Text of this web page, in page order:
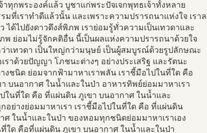
าทุกพระองค์แล้ว บูชาแก่พระปัจเจกพุทธเจ้าทั้งหลาย
มที่เราทำดีแล้วนั้น และเพราะความปรารถนาแห่งใจ เรา
ได้ไปยังดาวดึงส์พิภพ เราย่อมรู้ทั่วความเป็นเทวดาและ
พ ย่อมไม่รู้จักคติอื่น นี้เป็นผลแห่งความปรารถนาด้วยใจ
ว่าเทวดา เป็นใหญ่กว่ามนุษย์ เป็นผู้สมบูรณ์ด้วยรูปลักษณะ
ราด้วยปัญญา โภชนะต่างๆ อย่างประเสริฐ และรัตนะ
งชนิด ย่อมจากฟ้ามาหาเราพลัน เราชี้มือไปในที่ใด คือ
บนอากาศ ในน้ำและในป่า อาหารทิพย์ย่อมมาหาเรา
ปในที่ใด คือ ที่แผ่นดิน ภูเขา บนอากาศ ในน้ำและ
อย่างย่อมมาหาเรา เราชี้มือไปในที่ใด คือ ที่แผ่นดิน
ศ ในน้ำและในป่า ของหอมทุกชนิดย่อมมาหาเราเอง
ที่ใด คือที่แผ่นดิน ภูเขา บนอากาศ ในน้ำและในป่า